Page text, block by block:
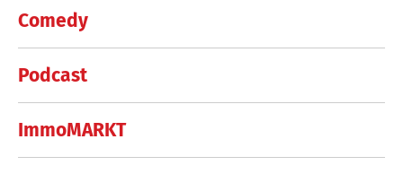
Comedy
Podcast
ImmoMARKT